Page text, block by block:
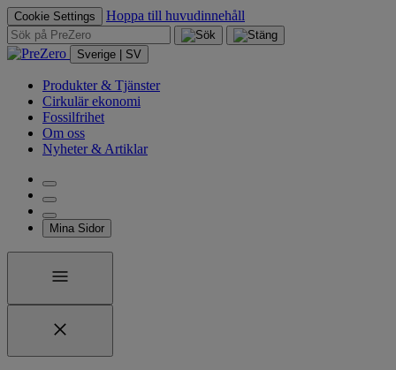
Cookie Settings Hoppa till huvudinnehåll
Sverige | SV
Produkter & Tjänster
Cirkulär ekonomi
Fossilfrihet
Om oss
Nyheter & Artiklar
Mina Sidor